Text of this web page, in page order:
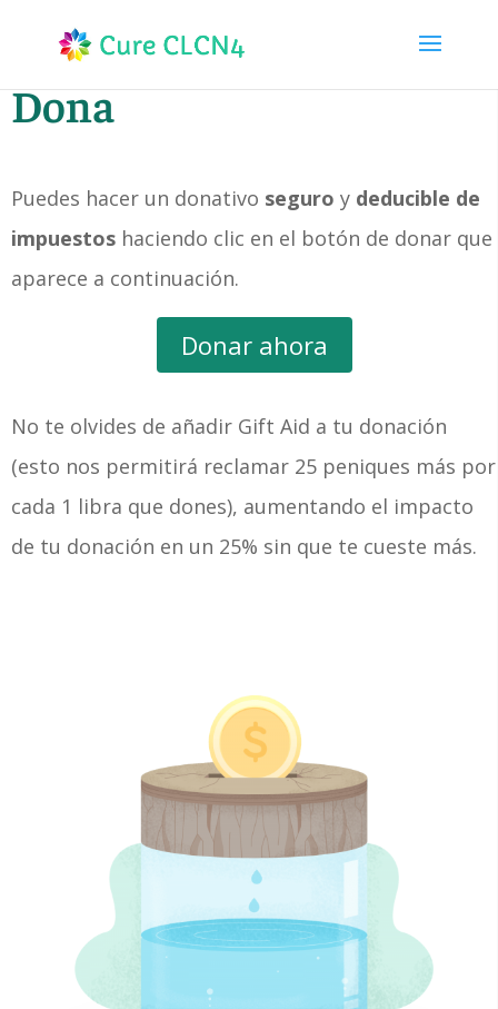
Dona
Puedes hacer un donativo seguro y deducible de
impuestos haciendo clic en el botón de donar que
aparece a continuación.
Donar ahora
No te olvides de añadir Gift Aid a tu donación
(esto nos permitirá reclamar 25 peniques más por
cada 1 libra que dones), aumentando el impacto
de tu donación en un 25% sin que te cueste más.